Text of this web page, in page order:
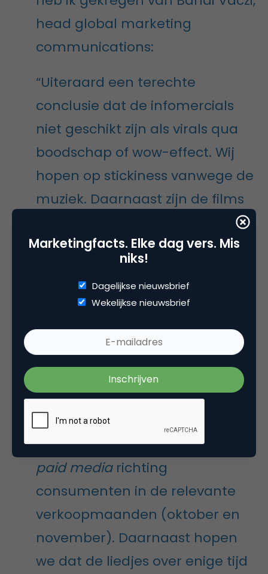
head global marketing
communications:
“Uiteraard een terechte
conclusie dat de infomercials
niet geschikt zijn als virals qua
boodschap of wow-effect. Wij
hopen op stickiness vanwege de
muziek. Daarnaast zijn de films
beurzen en op
narrowcastingschermen bij de
bandenspecialisten.
Voor technische ondersteuning
en verkoopondersteuning
hebben wij andere films
gemaakt. Wij zullen de films ook
inzetten als actiematige
promocontent en pushen met
paid mediarichting
consumenten in de relevante
verkoopmaanden (oktober en
november). Daarnaast hopen
we dat de liedjes over enige tijd
Marketingfacts. Elke dag vers. Mis
niks!
Dagelijkse nieuwsbrief
Wekelijkse nieuwsbrief